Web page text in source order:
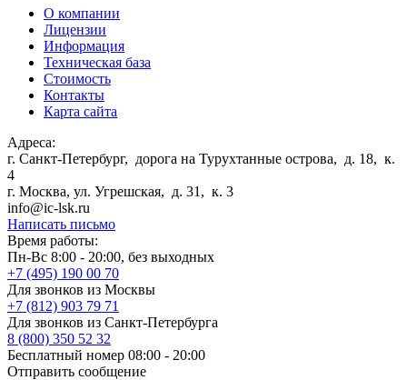
О компании
Лицензии
Информация
Техническая база
Стоимость
Контакты
Карта сайта
Адреса:
г. Санкт-Петербург, дорога на Турухтанные острова, д. 18, к.
4
г. Москва, ул. Угрешская, д. 31, к. 3
info@ic-lsk.ru
Написать письмо
Время работы:
Пн-Вс 8:00 - 20:00, без выходных
+7 (495) 190 00 70
Для звонков из Москвы
+7 (812) 903 79 71
Для звонков из Санкт-Петербурга
8 (800) 350 52 32
Бесплатный номер 08:00 - 20:00
Отправить сообщение